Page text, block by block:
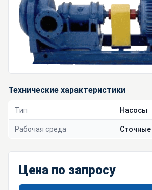
Технические характеристики
Тип Насосы
Рабочая среда
Цена по запросу